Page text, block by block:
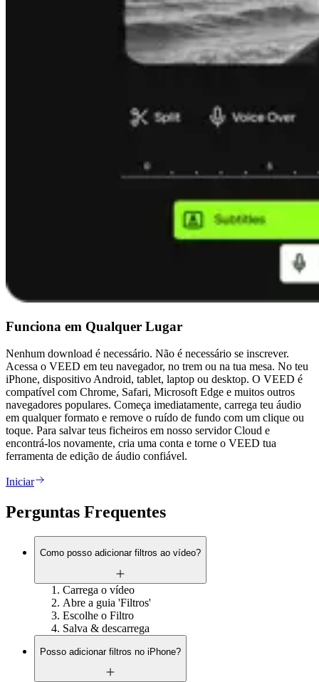
Funciona em Qualquer Lugar
Nenhum download é necessário. Não é necessário se inscrever.
Acessa o VEED em teu navegador, no trem ou na tua mesa. No teu
iPhone, dispositivo Android, tablet, laptop ou desktop. O VEED é
compatível com Chrome, Safari, Microsoft Edge e muitos outros
navegadores populares. Começa imediatamente, carrega teu áudio
em qualquer formato e remove o ruído de fundo com um clique ou
toque. Para salvar teus ficheiros em nosso servidor Cloud e
encontrá-los novamente, cria uma conta e torne o VEED tua
ferramenta de edição de áudio confiável.
Iniciar
Perguntas Frequentes
Como posso adicionar filtros ao vídeo?
Carrega o vídeo
Abre a guia 'Filtros'
Escolhe o Filtro
Salva & descarrega
Posso adicionar filtros no iPhone?